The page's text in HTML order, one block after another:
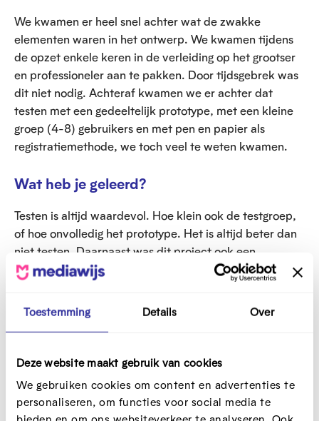
Toestemming Details Over
Deze website maakt gebruik van cookies
We gebruiken cookies om content en advertenties te
personaliseren, om functies voor social media te
We kwamen er heel snel achter wat de zwakke
elementen waren in het ontwerp. We kwamen tijdens
de opzet enkele keren in de verleiding op het grootser
en professioneler aan te pakken. Door tijdsgebrek was
dit niet nodig. Achteraf kwamen we er achter dat
testen met een gedeeltelijk prototype, met een kleine
groep (4-8) gebruikers en met pen en papier als
registratiemethode, we toch veel te weten kwamen.
Wat heb je geleerd?
Testen is altijd waardevol. Hoe klein ook de testgroep,
of hoe onvolledig het prototype. Het is altijd beter dan
niet testen. Daarnaast was dit project ook een
voorbeeld van hoe snel je in de verleiding komt om
testen over te slaan door tijdsgebrek of omdat het niet
is opgenomen in het project plan.
Doe een test. Hoe vroeger in het proces, hoe beter.
Hoe meer hoe beter. En klein en rommelig is nog altijd
beter dan niet testen.